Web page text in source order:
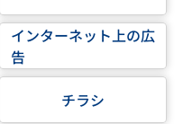
インターネット上の広
告
チラシ